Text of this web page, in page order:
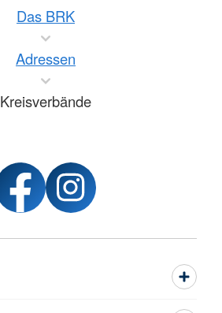
Das BRK
Adressen
Kreisverbände